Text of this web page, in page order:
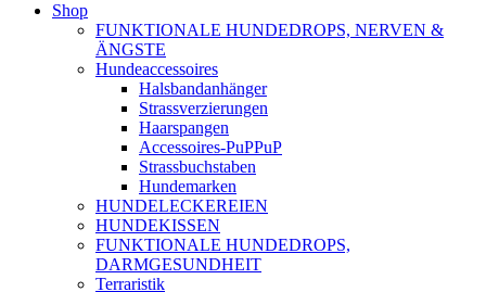
Shop
FUNKTIONALE HUNDEDROPS, NERVEN &
ÄNGSTE
Hundeaccessoires
Halsbandanhänger
Strassverzierungen
Haarspangen
Accessoires-PuPPuP
Strassbuchstaben
Hundemarken
HUNDELECKEREIEN
HUNDEKISSEN
FUNKTIONALE HUNDEDROPS,
DARMGESUNDHEIT
Terraristik